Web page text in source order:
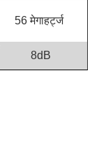
56 मेगाहर्ट्ज
8dB